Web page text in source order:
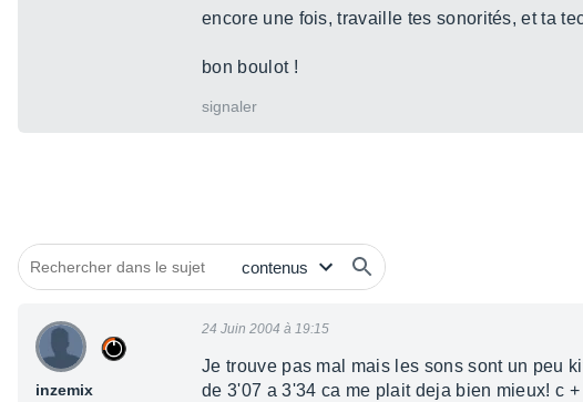
encore une fois, travaille tes sonorités, et ta
bon boulot !
signaler
inzemix
24 Juin 2004 à 19:15
Je trouve pas mal mais les sons sont un peu
de 3'07 a 3'34 ca me plait deja bien mieux! c